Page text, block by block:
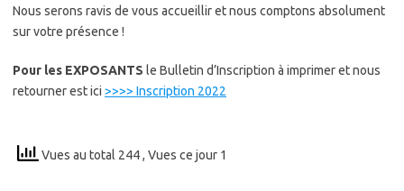
Nous serons ravis de vous accueillir et nous comptons absolument
sur votre présence !
Pour les EXPOSANTS le Bulletin d’Inscription à imprimer et nous
retourner est ici >>>> Inscription 2022
Vues au total 244, Vues ce jour 1